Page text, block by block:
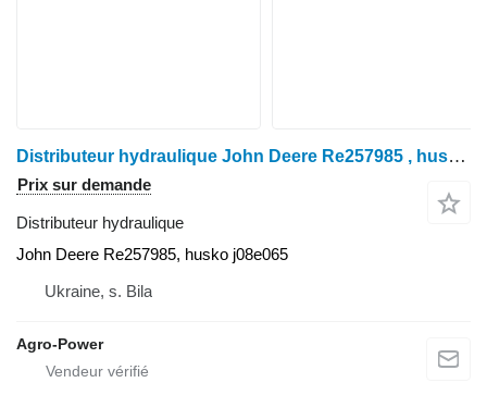
Distributeur hydraulique John Deere Re257985 , husko j08e065 John pour tracteur à roues
Prix sur demande
Distributeur hydraulique
John Deere Re257985, husko j08e065
Ukraine, s. Bila
Agro-Power